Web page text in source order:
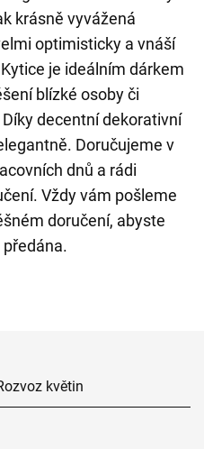
krásně vyvážená
optimisticky a vnáší
je ideálním dárkem
blízké osoby či
decentní dekorativní
Doručujeme v
dnů a rádi
Vždy vám pošleme
doručení, abyste
květin